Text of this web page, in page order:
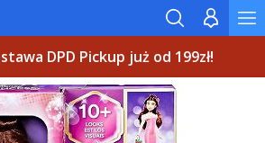
DPD Pickup już od 199zł!